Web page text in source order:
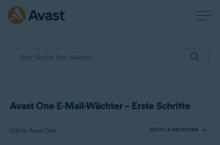
Avast One E-Mail-Wächter – Erste Schritte
Gilt für Avast One DETAILS ANZEIGEN